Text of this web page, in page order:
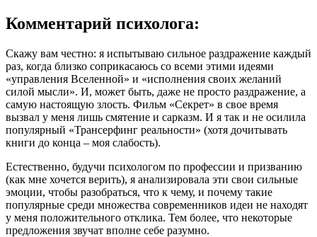
Комментарий психолога:
Скажу вам честно: я испытываю сильное раздражение каждый
раз, когда близко соприкасаюсь со всеми этими идеями
«управления Вселенной» и «исполнения своих желаний
силой мысли». И, может быть, даже не просто раздражение, а
самую настоящую злость. Фильм «Секрет» в свое время
вызвал у меня лишь смятение и сарказм. И я так и не осилила
популярный «Трансерфинг реальности» (хотя дочитывать
книги до конца – моя слабость).
Естественно, будучи психологом по профессии и призванию
(как мне хочется верить), я анализировала эти свои сильные
эмоции, чтобы разобраться, что к чему, и почему такие
популярные среди множества современников идеи не находят
у меня положительного отклика. Тем более, что некоторые
предложения звучат вполне себе разумно.